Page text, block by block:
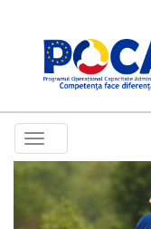
Toggle
navigation